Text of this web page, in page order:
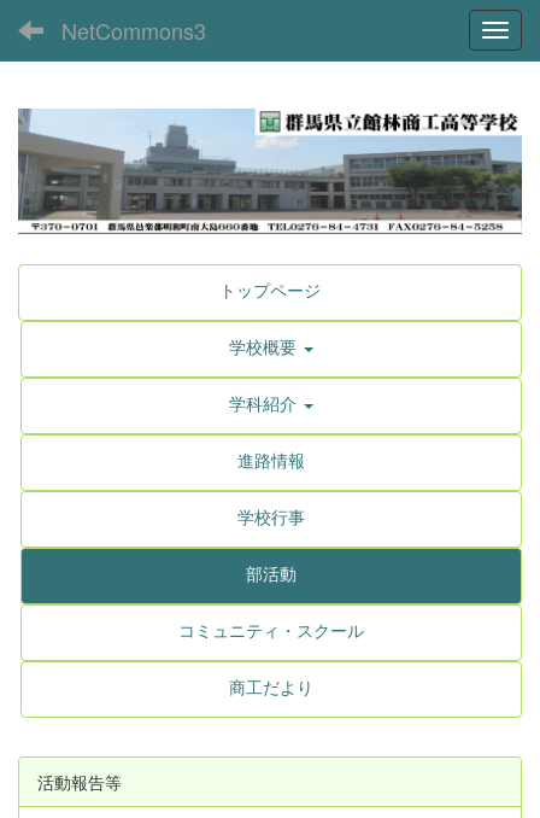
NetCommons3
トップページ
学校概要
学科紹介
進路情報
学校行事
部活動
コミュニティ・スクール
商工だより
活動報告等